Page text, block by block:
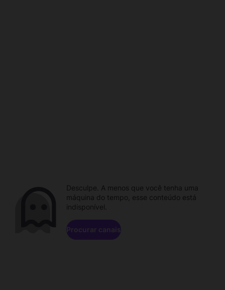
Desculpe. A menos que você tenha uma
máquina do tempo, esse conteúdo está
indisponível.
Procurar canais